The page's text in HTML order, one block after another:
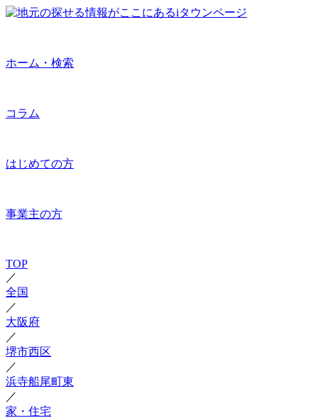
ホーム・検索
コラム
はじめての方
事業主の方
TOP
／
全国
／
大阪府
／
堺市西区
／
浜寺船尾町東
／
家・住宅